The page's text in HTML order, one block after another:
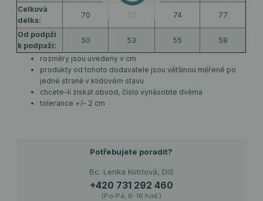
Celková
délka:
70 74 77
Od podpží
k podpaží:
50 53 55 58
rozměry jsou uvedeny v cm
produkty od tohoto dodavatele jsou většinou měřené po
jedné straně v klidovém stavu
chcete-li získat obvod, číslo vynásobte dvěma
tolerance +/- 2 cm
Potřebujete poradit?
Bc. Lenka Kotrlová, DiS
+420 731 292 460
(Po-Pá, 8-16 hod.)